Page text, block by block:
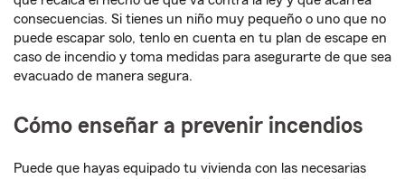
consecuencias. Si tienes un niño muy pequeño o uno que no
puede escapar solo, tenlo en cuenta en tu plan de escape en
caso de incendio y toma medidas para asegurarte de que sea
evacuado de manera segura.
Cómo enseñar a prevenir incendios
Puede que hayas equipado tu vivienda con las necesarias